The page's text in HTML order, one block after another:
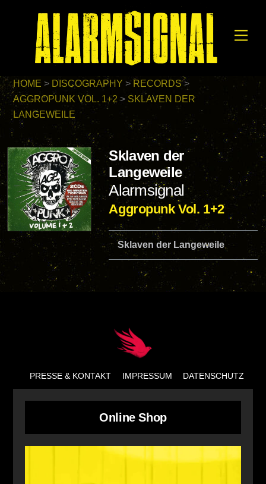
HOME > DISCOGRAPHY >RECORDS>
AGGROPUNK VOL. 1+2> SKLAVEN DER
LANGEWEILE
Sklaven der
Langeweile
Alarmsignal
Aggropunk Vol. 1+2
Sklaven der Langeweile
To
Top
PRESSE & KONTAKT IMPRESSUM DATENSCHUTZ
Online Shop